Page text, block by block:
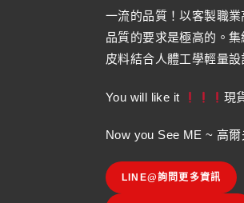
一流的品質！以客製職
品質的要求是極高的。
皮料結合人體工學輕量
You will like it 現
Now you See ME ~ 高
LINE@詢問更多資訊